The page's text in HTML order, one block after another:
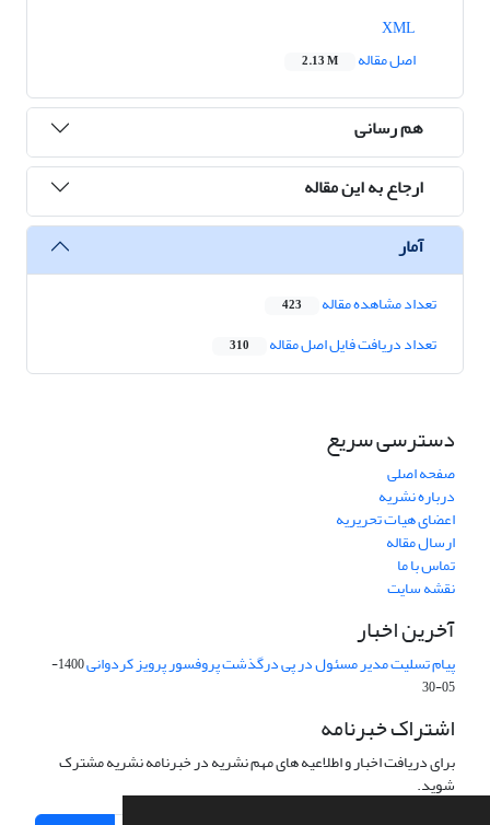
اصل مقاله
2.13 M
هم رسانی
ارجاع به این مقاله
آمار
تعداد مشاهده مقاله 423
تعداد دریافت فایل اصل مقاله 310
دسترسی سریع
صفحه اصلی
درباره نشریه
اعضای هیات تحریریه
ارسال مقاله
تماس با ما
نقشه سایت
آخرین اخبار
پیام تسلیت مدیر مسئول در پی درگذشت پروفسور پرویز کردوانی
1400-
05-30
اشتراک خبرنامه
برای دریافت اخبار و اطلاعیه های مهم نشریه در خبرنامه نشریه مشترک
شوید.